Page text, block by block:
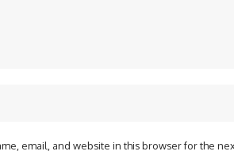
email, and website in this browser for the